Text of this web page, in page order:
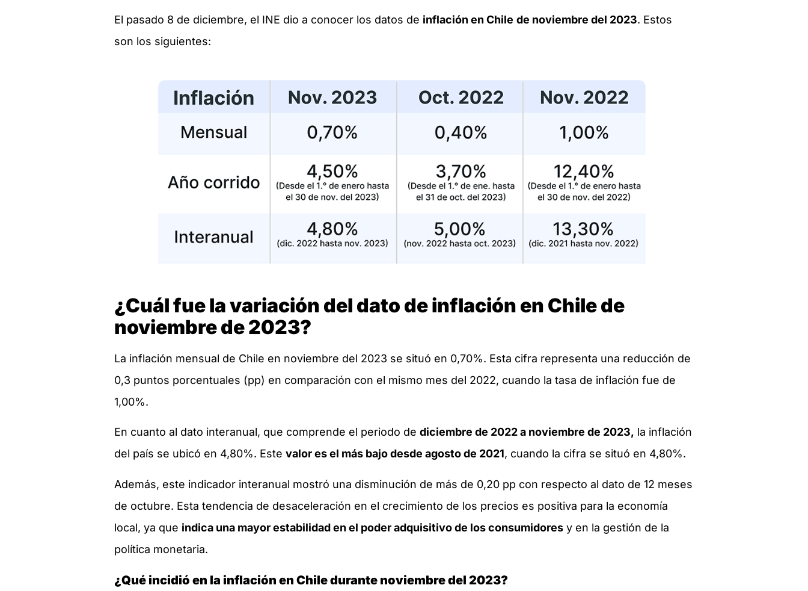
El pasado 8 de diciembre, el INE dio a conocer los datos de inflación en Chile de noviembre del 2023. Estos
son los siguientes:
¿Cuál fue la variación del dato de inflación en Chile de
noviembre de 2023?
La inflación mensual de Chile en noviembre del 2023 se situó en 0,70%. Esta cifra representa una reducción de
0,3 puntos porcentuales (pp) en comparación con el mismo mes del 2022, cuando la tasa de inflación fue de
1,00%.
En cuanto al dato interanual, que comprende el periodo de diciembre de 2022 a noviembre de 2023, la inflación
del país se ubicó en 4,80%. Este valor es el más bajo desde agosto de 2021, cuando la cifra se situó en 4,80%.
Además, este indicador interanual mostró una disminución de más de 0,20 pp con respecto al dato de 12 meses
de octubre. Esta tendencia de desaceleración en el crecimiento de los precios es positiva para la economía
local, ya que indica una mayor estabilidad en el poder adquisitivo de los consumidores y en la gestión de la
política monetaria.
¿Qué incidió en la inflación en Chile durante noviembre del 2023?